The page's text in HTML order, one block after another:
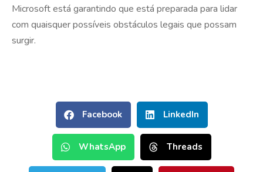
Microsoft está garantindo que está preparada para lidar
com quaisquer possíveis obstáculos legais que possam
surgir.
Facebook LinkedIn
WhatsApp Threads